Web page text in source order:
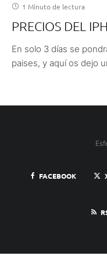
1 Minuto de lectura
PRECIOS DEL
En solo 3 días se
paises, y aquí os dejo
FACEBOOK